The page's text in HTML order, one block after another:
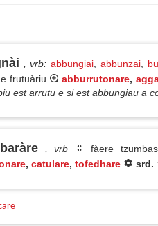
, vrb: abbungiai abbunzai,
frutuàriu
abburrutonare,
est arrutu e si est abbungiau a
, vrb fàere
, catulare, tofedhare srd.